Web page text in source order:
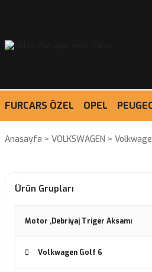
FURCARS ÖZEL OPEL
Anasayfa VOLKSWAGEN
Ürün Grupları
Motor ,Debriyaj Triger Aksamı
Volkwagen Golf 6